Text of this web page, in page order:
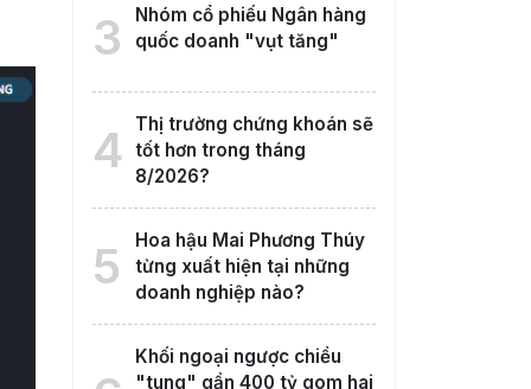
3
Nhóm cổ phiếu Ngân hàng
quốc doanh "vụt tăng"
4
Thị trường chứng khoán sẽ
tốt hơn trong tháng
8/2026?
5
Hoa hậu Mai Phương Thúy
từng xuất hiện tại những
doanh nghiệp nào?
Khối ngoại ngược chiều
"tung" gần 400 tỷ gom hai